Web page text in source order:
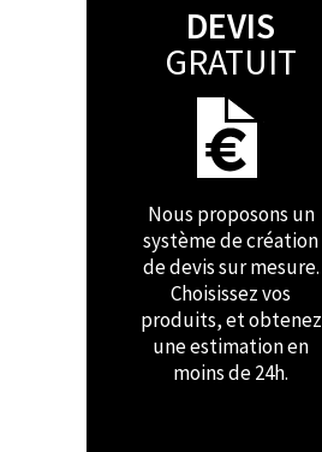
DEVIS
GRATUIT
Nous proposons un
système de création
de devis sur mesure.
Choisissez vos
produits, et obtenez
une estimation en
moins de 24h.